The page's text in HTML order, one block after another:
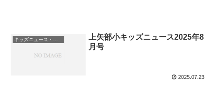
キッズニュース・お知らせ
上矢部小キッズニュース2025年8
月号
2025.07.23